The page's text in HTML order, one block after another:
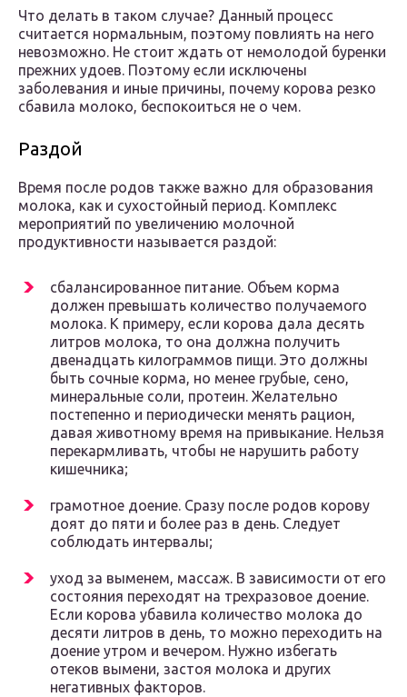
Что делать в таком случае? Данный процесс
считается нормальным, поэтому повлиять на него
невозможно. Не стоит ждать от немолодой буренки
прежних удоев. Поэтому если исключены
заболевания и иные причины, почему корова резко
сбавила молоко, беспокоиться не о чем.
Раздой
Время после родов также важно для образования
молока, как и сухостойный период. Комплекс
мероприятий по увеличению молочной
продуктивности называется раздой:
сбалансированное питание. Объем корма
должен превышать количество получаемого
молока. К примеру, если корова дала десять
литров молока, то она должна получить
двенадцать килограммов пищи. Это должны
быть сочные корма, но менее грубые, сено,
минеральные соли, протеин. Желательно
постепенно и периодически менять рацион,
давая животному время на привыкание. Нельзя
перекармливать, чтобы не нарушить работу
кишечника;
грамотное доение. Сразу после родов корову
доят до пяти и более раз в день. Следует
соблюдать интервалы;
уход за выменем, массаж. В зависимости от его
состояния переходят на трехразовое доение.
Если корова убавила количество молока до
десяти литров в день, то можно переходить на
доение утром и вечером. Нужно избегать
отеков вымени, застоя молока и других
негативных факторов.